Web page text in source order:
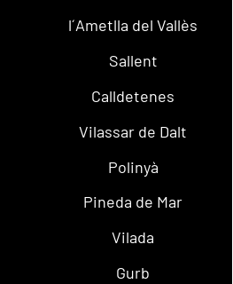
l´Ametlla del Vallès
Sallent
Calldetenes
Vilassar de Dalt
Polinyà
Pineda de Mar
Vilada
Gurb